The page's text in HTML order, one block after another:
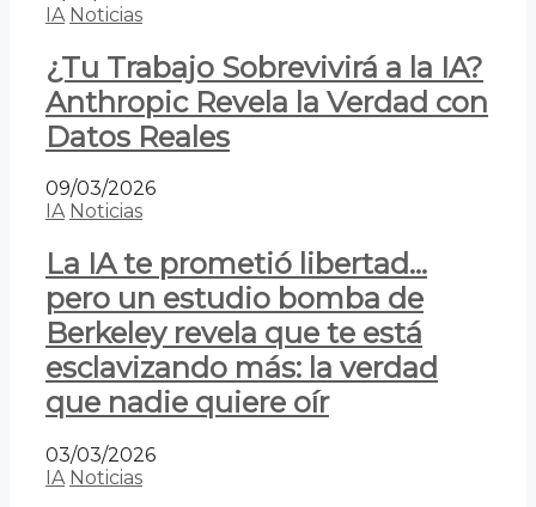
IA Noticias
¿Tu Trabajo Sobrevivirá a la IA?
Anthropic Revela la Verdad con
Datos Reales
09/03/2026
IA Noticias
La IA te prometió libertad…
pero un estudio bomba de
Berkeley revela que te está
esclavizando más: la verdad
que nadie quiere oír
03/03/2026
IA Noticias